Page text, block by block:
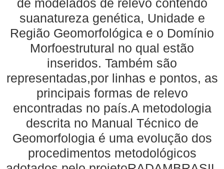
de modelados de relevo contendo
suanatureza genética, Unidade e
Região Geomorfológica e o Domínio
Morfoestrutural no qual estão
inseridos. Também são
representadas,por linhas e pontos, as
principais formas de relevo
encontradas no país.A metodologia
descrita no Manual Técnico de
Geomorfologia é uma evolução dos
procedimentos metodológicos